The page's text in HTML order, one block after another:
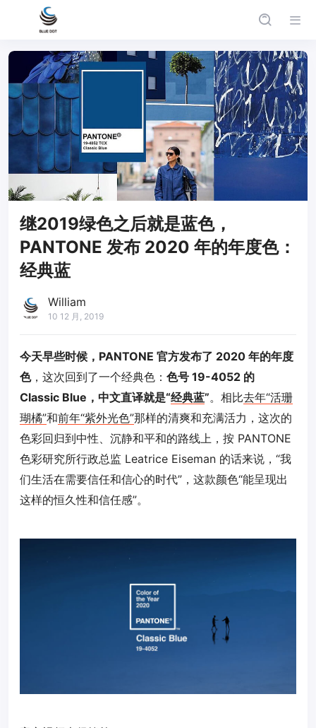
继2019绿色之后就是蓝色，
PANTONE 发布 2020 年的年度色：
经典蓝
William
10 12 月, 2019
今天早些时候，PANTONE 官方发布了 2020 年的年度
色，这次回到了一个经典色： 色号 19-4052 的
Classic Blue，中文直译就是“经典蓝”。相比去年“活珊
瑚橘”和前年“紫外光色”那样的清爽和充满活力，这次的
色彩回归到中性、沉静和平和的路线上，按 PANTONE
色彩研究所行政总监 Leatrice Eiseman 的话来说，“我
们生活在需要信任和信心的时代”，这款颜色“能呈现出
这样的恒久性和信任感”。